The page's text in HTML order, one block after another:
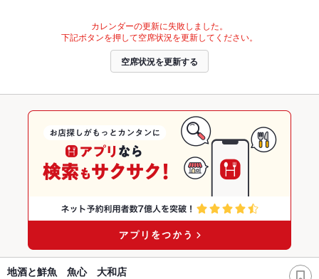
カレンダーの更新に失敗しました。
下記ボタンを押して空席状況を更新してください。
空席状況を更新する
地酒と鮮魚 魚心 大和店